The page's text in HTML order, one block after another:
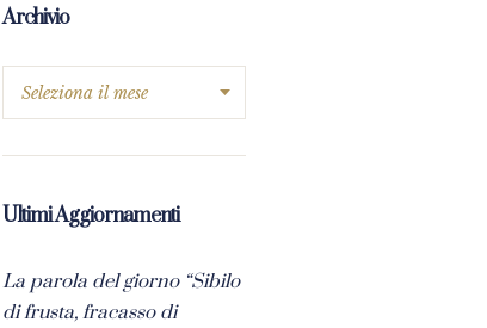
Archivio
Ultimi Aggiornamenti
La parola del giorno “Sibilo
di frusta, fracasso di